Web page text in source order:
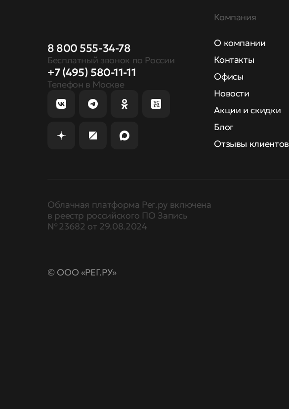
8 800 555-34-78
Бесплатный звонок по России
+7 (495) 580-11-11
Телефон в Москве
Компания
О компании
Контакты
Офисы
Новости
Акции и скидки
Блог
Отзывы клиентов
Облачная платформа Рег.ру включена
в реестр российского ПО Запись
№ 23682 от 29.08.2024
© ООО «РЕГ.РУ»